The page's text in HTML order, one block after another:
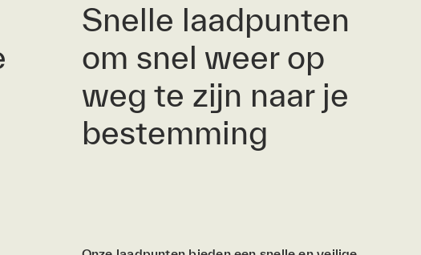
Snelle laadpunten
om snel weer op
weg te zijn naar je
bestemming